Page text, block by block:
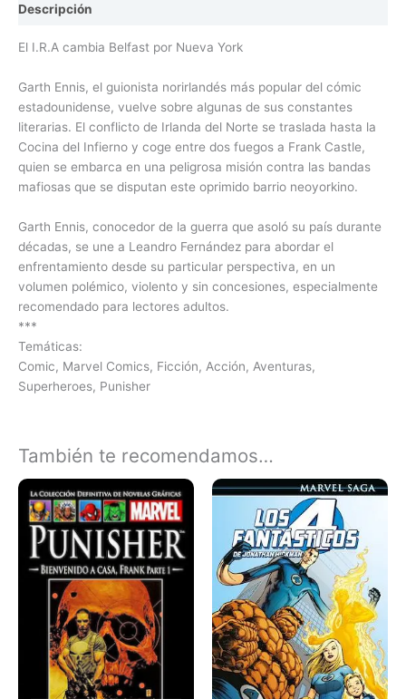
Descripción
El I.R.A cambia Belfast por Nueva York
Garth Ennis, el guionista norirlandés más popular del cómic
estadounidense, vuelve sobre algunas de sus constantes
literarias. El conflicto de Irlanda del Norte se traslada hasta la
Cocina del Infierno y coge entre dos fuegos a Frank Castle,
quien se embarca en una peligrosa misión contra las bandas
mafiosas que se disputan este oprimido barrio neoyorkino.
Garth Ennis, conocedor de la guerra que asoló su país durante
décadas, se une a Leandro Fernández para abordar el
enfrentamiento desde su particular perspectiva, en un
volumen polémico, violento y sin concesiones, especialmente
recomendado para lectores adultos.
***
Temáticas:
Comic, Marvel Comics, Ficción, Acción, Aventuras,
Superheroes, Punisher
También te recomendamos…